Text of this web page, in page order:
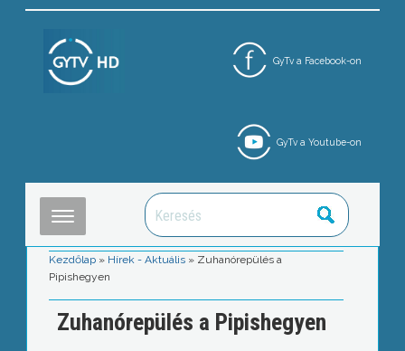
GyTv a Facebook-on
GyTv a Youtube-on
Kezdőlap » Hírek - Aktuális » Zuhanórepülés a
Pipishegyen
Zuhanórepülés a Pipishegyen